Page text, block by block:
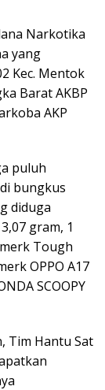
Narkotika
yang
Kec. Mentok
Barat AKBP
AKP
puluh
bungkus
diduga
gram, 1
Tough
OPPO A17
SCOOPY
Tim Hantu Sat